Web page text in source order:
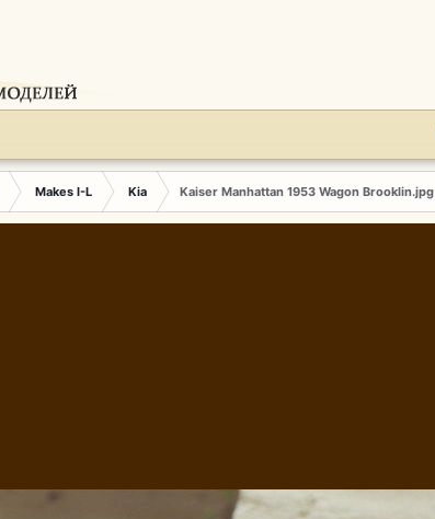
Makes I-L Kia Kaiser Manhattan 1953 Wagon Brooklin.jpg